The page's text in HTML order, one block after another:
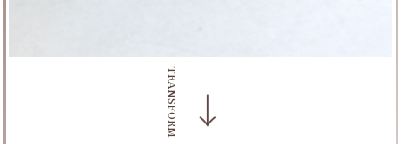
→
TRANSFORM